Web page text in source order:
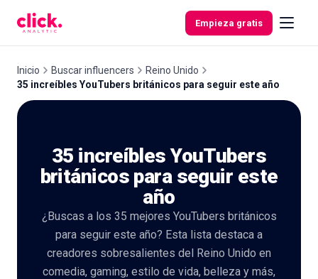
Empieza gratis
Herramientas
gratuitas
Inicio Buscar influencers
Reino Unido
35 increíbles YouTubers británicos para seguir este año
35 increíbles YouTubers
británicos para seguir este
año
¿Buscas a los 35 mejores YouTubers británicos
para seguir este año? Esta lista destaca a
creadores sobresalientes del Reino Unido en
comedia, gaming, estilo de vida, belleza y más,